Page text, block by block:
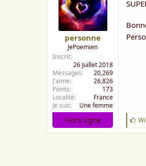
personne
JePoemien
Inscrit
26 Juillet 2018
Messages
20,269
J'aime
26,826
Points
173
Localité
France
Je suis
Une femme
Hors ligne
J
'
a